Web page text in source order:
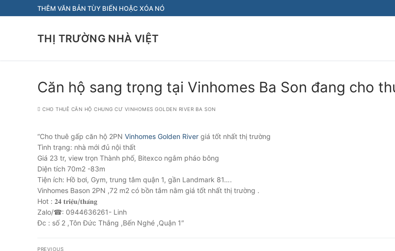
đến
THÊM VĂN BẢN TÙY BIẾN HOẶC XÓA NÓ
THỊ TRƯỜNG NHÀ VIỆT
Căn hộ sang trọng tại Vinhomes Ba Son đang cho
CHO THUÊ CĂN HỘ CHUNG CƯ VINHOMES GOLDEN RIVER BA SON
“Cho thuê gấp căn hộ 2PN Vinhomes Golden River giá tốt nhất thị trường
Tình trạng: nhà mới đủ nội thất
Giá 23 tr, view trọn Thành phố, Bitexco ngắm pháo bông
Diện tích 70m2 -83m
Tiện ích: Hồ bơi, Gym, trung tâm quận 1, gần Landmark 81….
Vinhomes Bason 2PN ,72 m2 có bồn tắm nằm giá tốt nhất thị trường .
Hot : 𝟐𝟒 𝐭𝐫𝐢𝐞̣̂𝐮/𝐭𝐡𝐚́𝐧𝐠
Zalo/☎: 0944636261- Linh
Đc : số 2 ,Tôn Đức Thắng ,Bến Nghé ,Quận 1″
Điều
PREVIOUS